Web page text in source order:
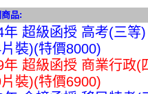
品:
年 超級函授 高考(三等
裝)(特價8000)
年 超級函授 商業行政(
裝)(特價6900)